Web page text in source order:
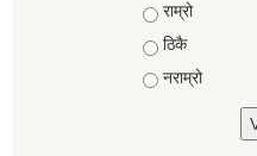
राम्रो
ठिकै
नराम्रो